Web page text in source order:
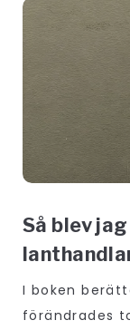
Så blev
I boken
förändrades